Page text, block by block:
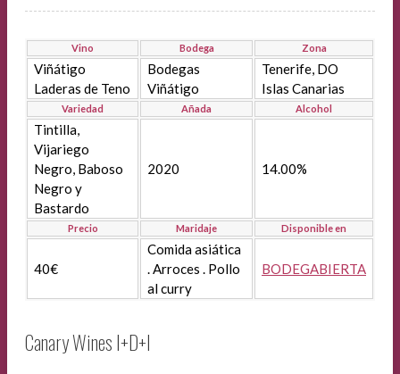
Vino Bodega Zona
Viñátigo
Laderas de Teno
Bodegas
Viñátigo
Tenerife, DO
Islas Canarias
Variedad Añada Alcohol
Tintilla,
Vijariego
Negro, Baboso
Negro y
Bastardo
2020 14.00%
Precio Maridaje Disponible en
40€
Comida asiática
. Arroces . Pollo
al curry
BODEGABIERTA
Canary Wines I+D+I